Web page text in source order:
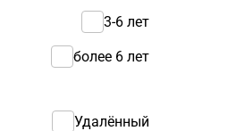
3-6 лет
более 6 лет
Удалённый